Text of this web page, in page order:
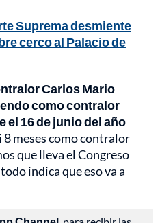
Suprema desmiente
cerco al Palacio de
Carlos Mario
como contralor
el 16 de junio del año
8 meses como contralor
que lleva el Congreso
indica que eso va a